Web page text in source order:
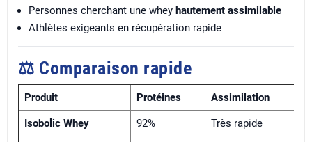
Personnes cherchant une whey hautement assimilable
Athlètes exigeants en récupération rapide
⚖️ Comparaison rapide
Produit Protéines Assimilation
Isobolic Whey 92% Très rapide